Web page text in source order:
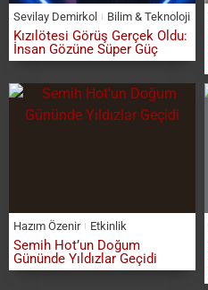
Sevilay Demirkol Bilim & Teknoloji
Kızılötesi Görüş Gerçek Oldu:
İnsan Gözüne Süper Güç
Hazım Özenir Etkinlik
Semih Hot’un Doğum
Gününde Yıldızlar Geçidi